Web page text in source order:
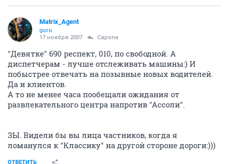
Matrix_Agent
guru
17 ноября 2007 Capone
"Девятке" 690 респект, 010, по свободной. А
диспетчерам - лучше отслеживать машины:) И
побыстрее отвечать на позывные новых водителей.
Да и клиентов.
А то не менее часа пообещали ожидания от
развлекательного центра напротив "Ассоли".
ЗЫ. Видели бы вы лица частников, когда я
ломанулся к "Классику" на другой стороне дороги:)))
ОТВЕТИТЬ